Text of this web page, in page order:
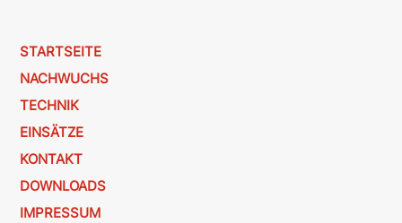
STARTSEITE
NACHWUCHS
TECHNIK
EINSÄTZE
KONTAKT
DOWNLOADS
IMPRESSUM